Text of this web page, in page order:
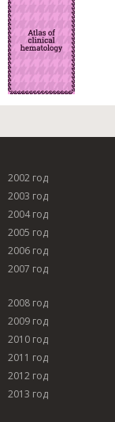
2002 год
2003 год
2004 год
2005 год
2006 год
2007 год
2008 год
2009 год
2010 год
2011 год
2012 год
2013 год